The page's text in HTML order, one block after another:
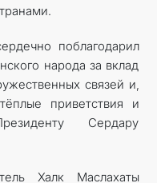
поблагодарил
народа за вклад
связей и,
приветствия и
Сердару
Халк Маслахаты